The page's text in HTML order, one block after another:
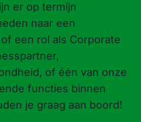
er op termijn
naar een
een rol als Corporate
of één van onze
functies binnen
je graag aan boord!